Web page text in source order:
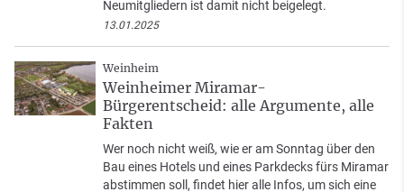
Neumitgliedern ist damit nicht beigelegt.
13.01.2025
Weinheim
Weinheimer Miramar-
Bürgerentscheid: alle Argumente, alle
Fakten
Wer noch nicht weiß, wie er am Sonntag über den
Bau eines Hotels und eines Parkdecks fürs Miramar
abstimmen soll, findet hier alle Infos, um sich eine